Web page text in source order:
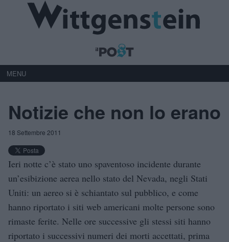
MENU
Notizie che non lo erano
18 Settembre 2011
Ieri notte c’è stato uno spaventoso incidente durante
un’esibizione aerea nello stato del Nevada, negli Stati
Uniti: un aereo si è schiantato sul pubblico, e come
hanno riportato i siti web americani molte persone sono
rimaste ferite. Nelle ore successive gli stessi siti hanno
riportato i successivi numeri dei morti accettati, prima